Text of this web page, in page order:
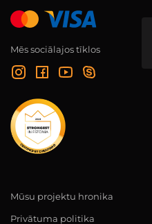
Mēs sociālajos tīklos
Mūsu projektu hronika
Privātuma politika